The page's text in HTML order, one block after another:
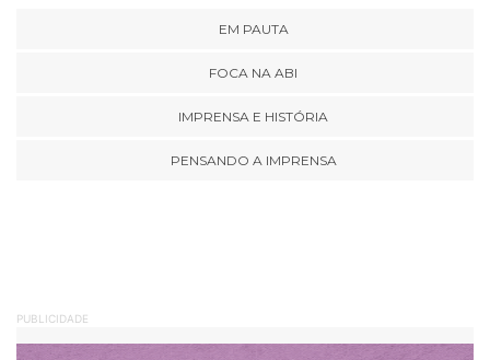
EM PAUTA
FOCA NA ABI
IMPRENSA E HISTÓRIA
PENSANDO A IMPRENSA
PUBLICIDADE